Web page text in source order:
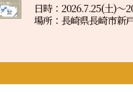
日時：2026.7.25(土)〜
場所：長崎県長崎市新